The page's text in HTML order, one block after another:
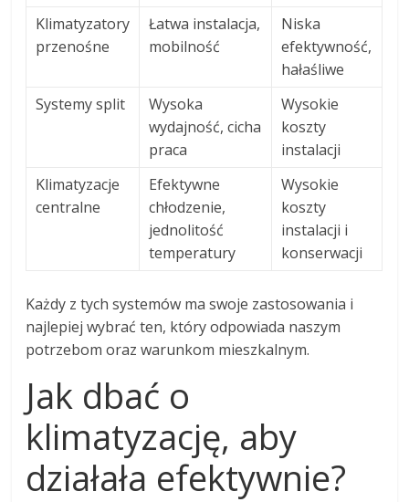
Klimatyzatory
przenośne
Łatwa instalacja,
mobilność
Niska
efektywność,
hałaśliwe
Systemy split
Wysoka
wydajność, cicha
praca
Wysokie
koszty
instalacji
Klimatyzacje
centralne
Efektywne
chłodzenie,
jednolitość
temperatury
Wysokie
koszty
instalacji i
konserwacji
Każdy z tych systemów ma swoje zastosowania i
najlepiej wybrać ten, który odpowiada naszym
potrzebom oraz warunkom mieszkalnym.
Jak dbać o
klimatyzację, aby
działała efektywnie?